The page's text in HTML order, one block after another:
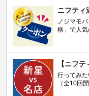
ニフティ
ノジマモ
格」で人気
【ニフ
行ってみ
（全10回